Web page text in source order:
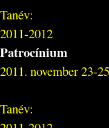
Tanév:
2011-2012
Patrocínium
2011. november 23-
Tanév: